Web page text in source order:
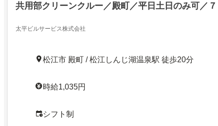
共用部クリーンクルー／殿町／平日土日のみ可／
太平ビルサービス株式会社
松江市 殿町 / 松江しんじ湖温泉駅 徒歩20分
時給1,035円
シフト制